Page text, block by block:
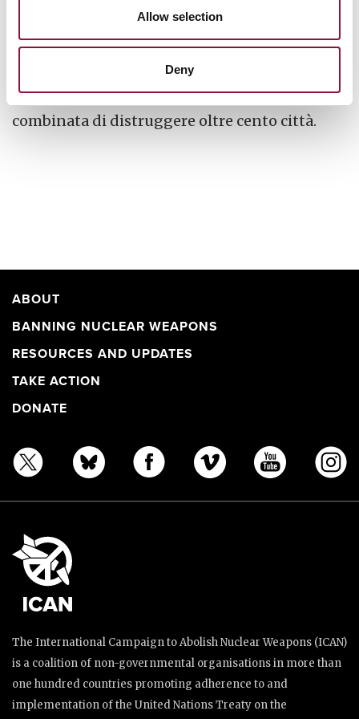
Allow selection
Deny
Un singolo sottomarino dotato di armi
nucleari può trasportare una dozzina o più di
missili balistici, ciascuno equipaggiato con
diverse testate nucleari, con una capacità
combinata di distruggere oltre cento città.
ABOUT
BANNING NUCLEAR WEAPONS
RESOURCES AND UPDATES
TAKE ACTION
DONATE
The International Campaign to Abolish Nuclear Weapons (ICAN)
is a coalition of non-governmental organisations in more than
one hundred countries promoting adherence to and
implementation of the United Nations Treaty on the